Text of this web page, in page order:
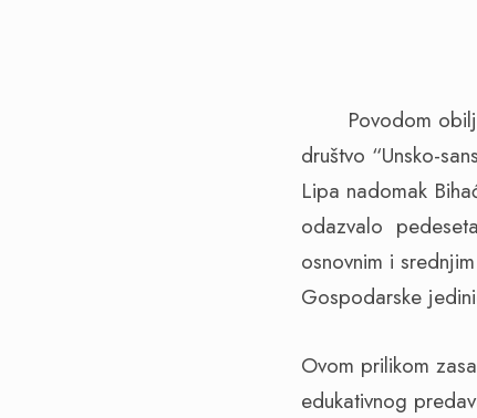
Povodom
društvo “Unsko-
Lipa nadomak
odazvalo
osnovnim i
Gospodarske
Ovom prilikom
edukativnog